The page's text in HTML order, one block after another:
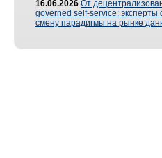
16.06.2026 От
governed self-service: эксперты
смену парадигмы на рынке